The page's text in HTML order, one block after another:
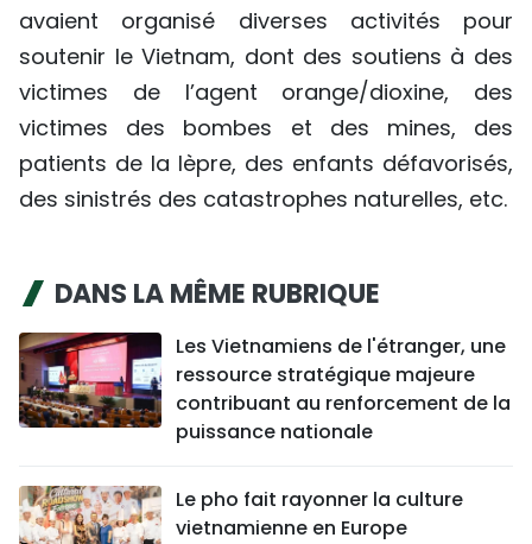
avaient organisé diverses activités pour
soutenir le Vietnam, dont des soutiens à des
victimes de l’agent orange/dioxine, des
victimes des bombes et des mines, des
patients de la lèpre, des enfants défavorisés,
des sinistrés des catastrophes naturelles, etc.
DANS LA MÊME RUBRIQUE
Les Vietnamiens de l'étranger, une
ressource stratégique majeure
contribuant au renforcement de la
puissance nationale
Le pho fait rayonner la culture
vietnamienne en Europe